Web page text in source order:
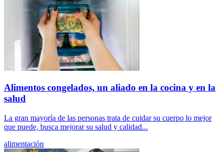
Alimentos congelados, un aliado en la cocina y en la
salud
La gran mayoría de las personas trata de cuidar su cuerpo lo mejor
que puede, busca mejorar su salud y calidad...
alimentación